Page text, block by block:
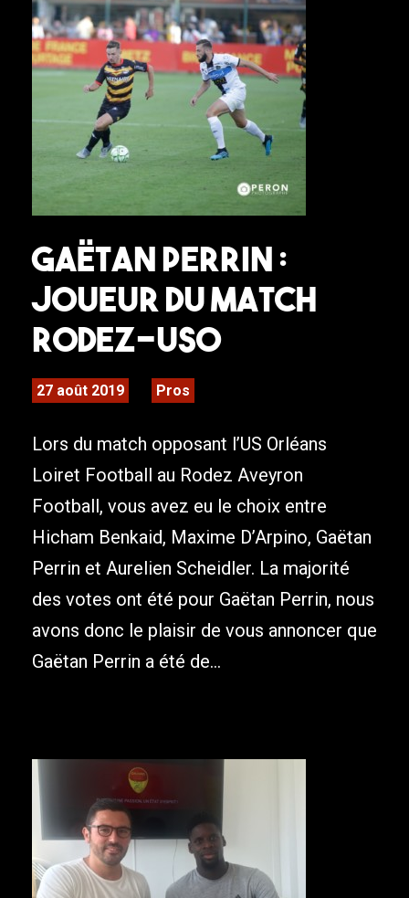
Gaëtan Perrin :
Joueur du match
Rodez-USO
27 août 2019 Pros
Lors du match opposant l’US Orléans
Loiret Football au Rodez Aveyron
Football, vous avez eu le choix entre
Hicham Benkaid, Maxime D’Arpino, Gaëtan
Perrin et Aurelien Scheidler. La majorité
des votes ont été pour Gaëtan Perrin, nous
avons donc le plaisir de vous annoncer que
Gaëtan Perrin a été de...